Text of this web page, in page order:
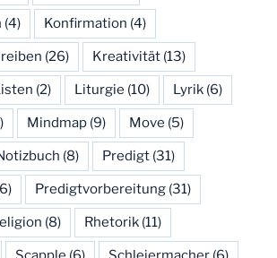
(4) Konfirmation (4)
(26) Kreativität (13)
(2) Liturgie (10) Lyrik (6)
Mindmap (9) Move (5)
(8) Predigt (31)
Predigtvorbereitung (31)
(8) Rhetorik (11)